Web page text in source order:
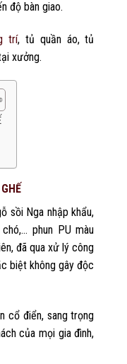
độ bàn giao.
trí, tủ quần áo, tủ
xưởng.
sồi Nga nhập khẩu,
phun PU màu
đã qua xử lý công
biệt không gây độc
cổ điển, sang trọng
của mọi gia đình,